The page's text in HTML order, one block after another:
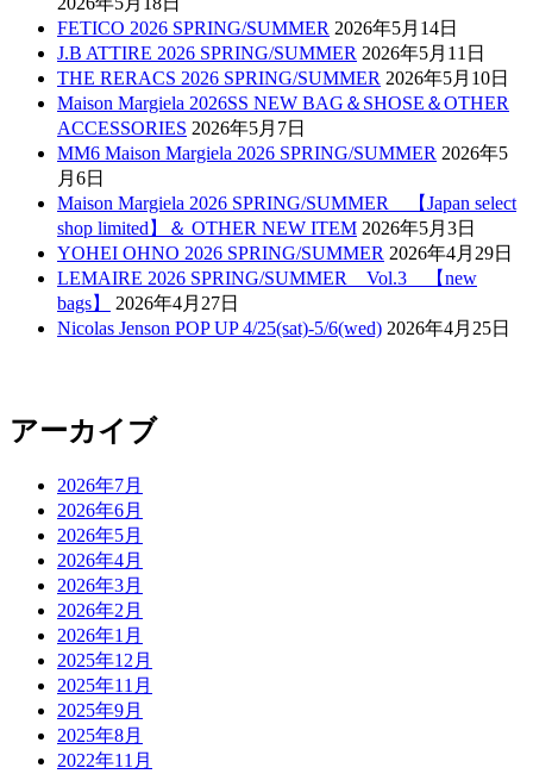
FETICO 2026 SPRING/SUMMER 2026年5月14日
J.B ATTIRE 2026 SPRING/SUMMER 2026年5月11日
THE RERACS 2026 SPRING/SUMMER 2026年5月10日
Maison Margiela 2026SS NEW BAG＆SHOSE＆OTHER
ACCESSORIES 2026年5月7日
MM6 Maison Margiela 2026 SPRING/SUMMER 2026年5
月6日
Maison Margiela 2026 SPRING/SUMMER 【Japan select
shop limited】＆ OTHER NEW ITEM 2026年5月3日
YOHEI OHNO 2026 SPRING/SUMMER 2026年4月29日
LEMAIRE 2026 SPRING/SUMMER Vol.3 【new
bags】
2026年4月27日
Nicolas Jenson POP UP 4/25(sat)-5/6(wed) 2026年4月25日
アーカイブ
2026年7月
2026年6月
2026年5月
2026年4月
2026年3月
2026年2月
2026年1月
2025年12月
2025年11月
2025年9月
2025年8月
2022年11月